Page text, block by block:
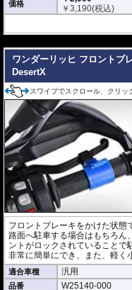
価格
￥3,190(税込)
ワンダーリッヒ フロントブ
DesertX
スワイプでスクロール、クリッ
フロントブレーキをかけた状態
路面へ駐車する場合はもちろん
ントがロックされていることで
非常に簡単にでき、また、軽く
適合車種 汎用
品番 W25140-000